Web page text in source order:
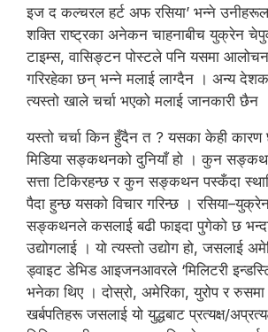
इज द कल्चरल हर्ट अफ रसिया’ भन्ने
शक्ति राष्ट्रका अनेकन चाहनाबीच युक्रेन
टाइम्स, वासिङ्टन पोस्टले पनि यसमा
गरिरहेका छन् भन्ने मलाई लाग्दैन । अन्य देशका
त्यस्तो खाले चर्चा भएको मलाई जानकारी छैन
यस्तो चर्चा किन हुँदैन त ? यसका केही कारण
मिडिया सङ्कथनको दुनियाँ हो । कुन
सत्ता टिकिरहन्छ र कुन सङ्कथन पस्कँदा
पैदा हुन्छ यसको विचार गरिन्छ ।
सङ्कथनले कसलाई बढी फाइदा पुगेको छ भन्दा
उद्योगलाई । यो त्यस्तो उद्योग हो, जसलाई
ड्वाइट डेभिड आइजनआवरले ‘मिलिटरी
भनेका थिए । दोस्रो, अमेरिका, युरोप र रुसमा
खर्बपतिहरू जसलाई यो युद्धबाट प्रत्यक्ष/